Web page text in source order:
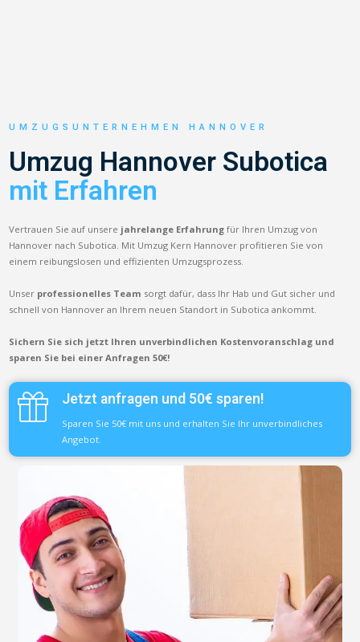
UMZUGSUNTERNEHMEN HANNOVER
Umzug Hannover Subotica
mit Erfahren
Vertrauen Sie auf unsere jahrelange Erfahrung für Ihren Umzug von
Hannover nach Subotica. Mit Umzug Kern Hannover profitieren Sie von
einem reibungslosen und effizienten Umzugsprozess.
Unser professionelles Team sorgt dafür, dass Ihr Hab und Gut sicher und
schnell von Hannover an Ihrem neuen Standort in Subotica ankommt.
Sichern Sie sich jetzt Ihren unverbindlichen Kostenvoranschlag und
sparen Sie bei einer Anfragen 50€!
Jetzt anfragen und 50€ sparen!
Sparen Sie 50€ mit uns und erhalten Sie Ihr unverbindliches
Angebot.